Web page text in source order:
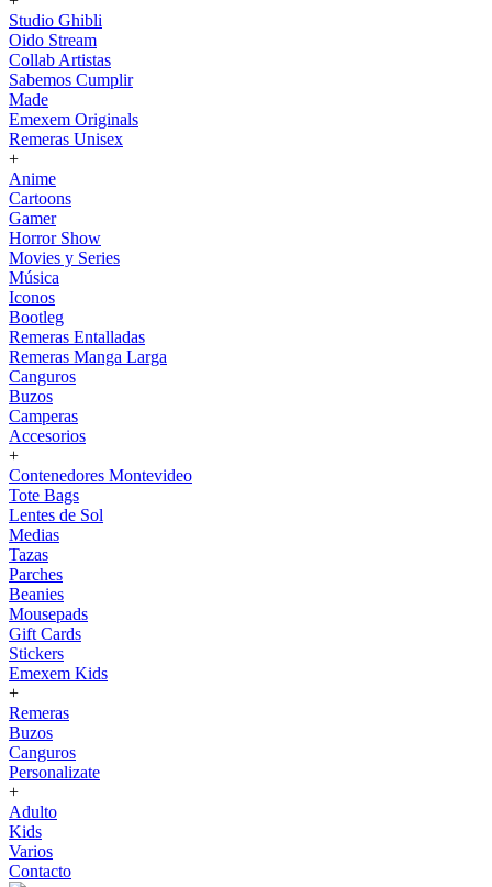
Studio Ghibli
Oido Stream
Collab Artistas
Sabemos Cumplir
Made
Emexem Originals
Remeras Unisex
+
Anime
Cartoons
Gamer
Horror Show
Movies y Series
Música
Iconos
Bootleg
Remeras Entalladas
Remeras Manga Larga
Canguros
Buzos
Camperas
Accesorios
+
Contenedores Montevideo
Tote Bags
Lentes de Sol
Medias
Tazas
Parches
Beanies
Mousepads
Gift Cards
Stickers
Emexem Kids
+
Remeras
Buzos
Canguros
Personalizate
+
Adulto
Kids
Varios
Contacto